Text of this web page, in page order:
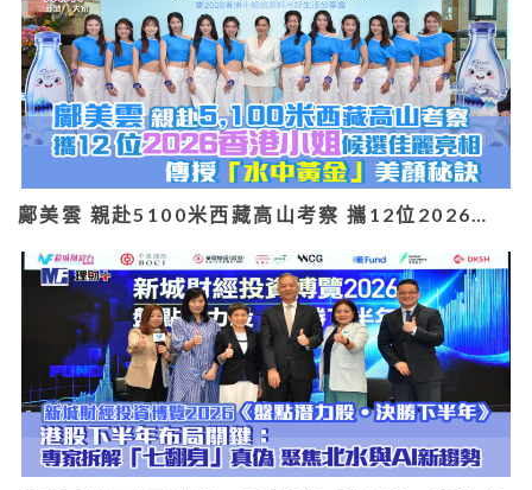
鄺美雲 親赴5100米西藏高山考察 攜12位2026…